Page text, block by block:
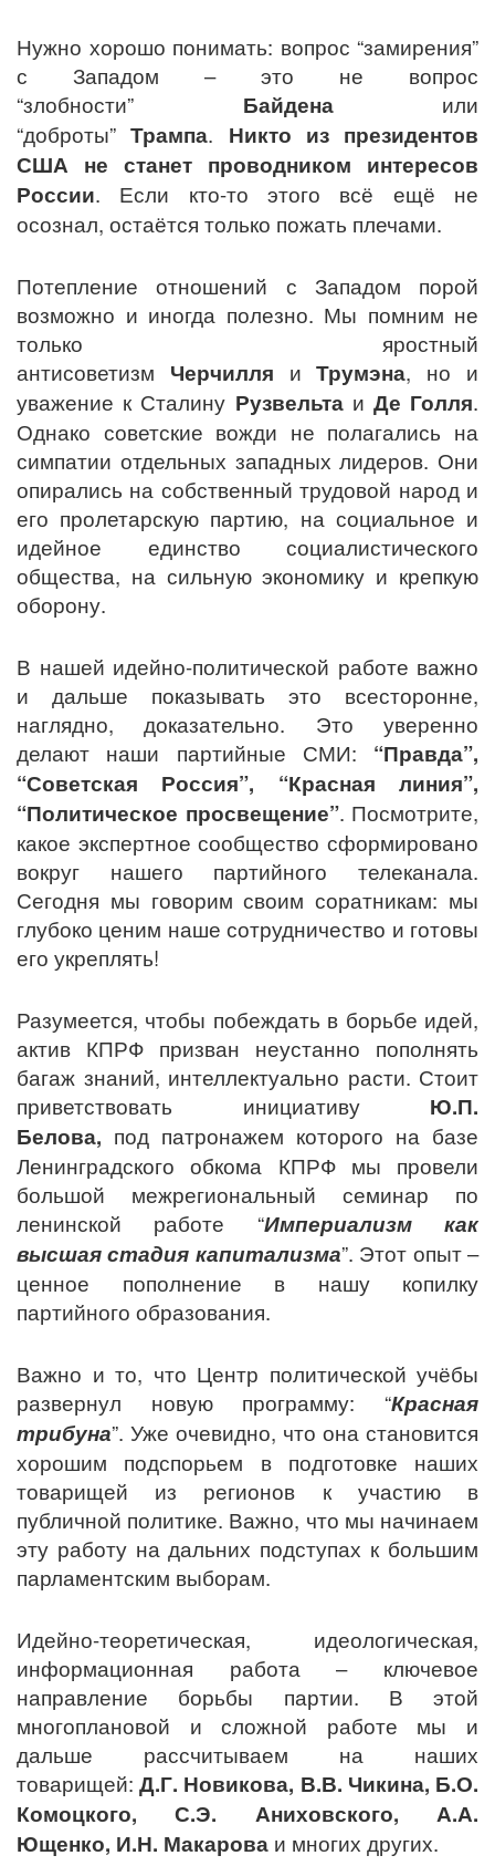
Нужно хорошо понимать: вопрос “замирения”
с Западом – это не вопрос
“злобности” Байдена или
“доброты” Трампа. Никто из президентов
США не станет проводником интересов
России. Если кто-то этого всё ещё не
осознал, остаётся только пожать плечами.
Потепление отношений с Западом порой
возможно и иногда полезно. Мы помним не
только яростный
антисоветизм Черчилля иТрумэна, но и
уважение к Сталину Рузвельтаи Де Голля.
Однако советские вожди не полагались на
симпатии отдельных западных лидеров. Они
опирались на собственный трудовой народ и
его пролетарскую партию, на социальное и
идейное единство социалистического
общества, на сильную экономику и крепкую
оборону.
В нашей идейно-политической работе важно
и дальше показывать это всесторонне,
наглядно, доказательно. Это уверенно
делают наши партийные СМИ: “Правда”,
“Советская Россия”, “Красная линия”,
“Политическое просвещение”. Посмотрите,
какое экспертное сообщество сформировано
вокруг нашего партийного телеканала.
Сегодня мы говорим своим соратникам: мы
глубоко ценим наше сотрудничество и готовы
его укреплять!
Разумеется, чтобы побеждать в борьбе идей,
актив КПРФ призван неустанно пополнять
багаж знаний, интеллектуально расти. Стоит
приветствовать инициативу Ю.П.
Белова, под патронажем которого на базе
Ленинградского обкома КПРФ мы провели
большой межрегиональный семинар по
ленинской работе “Империализм как
высшая стадия капитализма”. Этот опыт –
ценное пополнение в нашу копилку
партийного образования.
Важно и то, что Центр политической учёбы
развернул новую программу: “Красная
трибуна”. Уже очевидно, что она становится
хорошим подспорьем в подготовке наших
товарищей из регионов к участию в
публичной политике. Важно, что мы начинаем
эту работу на дальних подступах к большим
парламентским выборам.
Идейно-теоретическая, идеологическая,
информационная работа – ключевое
направление борьбы партии. В этой
многоплановой и сложной работе мы и
дальше рассчитываем на наших
товарищей:Д.Г. Новикова, В.В. Чикина, Б.О.
Комоцкого, С.Э. Аниховского, А.А.
Ющенко, И.Н. Макарова и многих других.